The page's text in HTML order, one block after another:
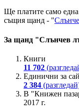
Ще платите само
същия щанд - "
За щанд "Слънчев
Книги
11 702
Единични за
2 384
В "Книжен
2017 г.